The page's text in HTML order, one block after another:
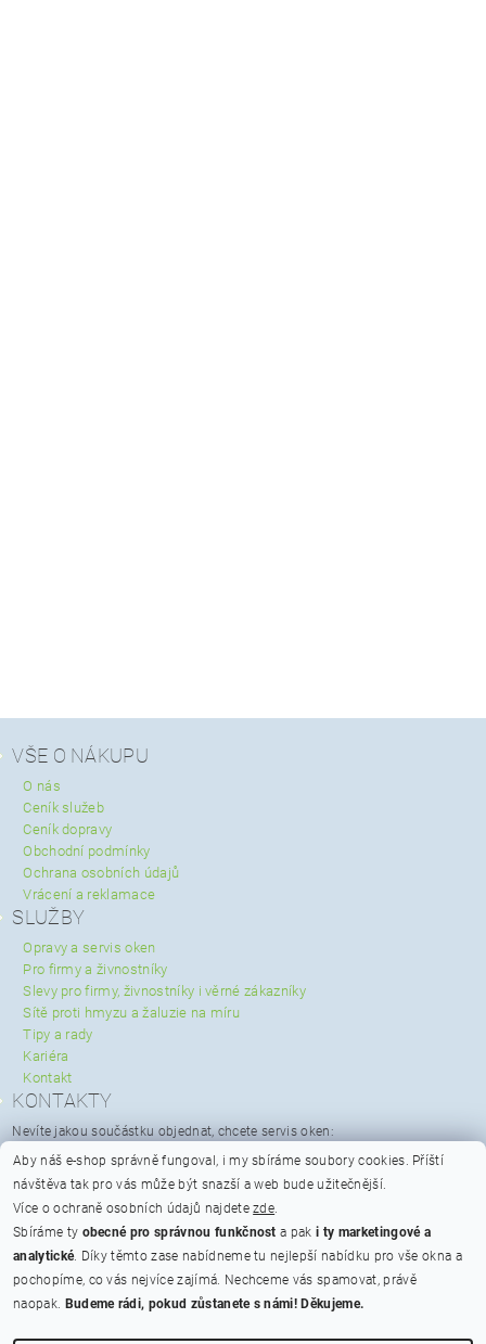
VŠE O NÁKUPU
O nás
Ceník služeb
Ceník dopravy
Obchodní podmínky
Ochrana osobních údajů
Vrácení a reklamace
SLUŽBY
Opravy a servis oken
Pro firmy a živnostníky
Slevy pro firmy, živnostníky i věrné zákazníky
Sítě proti hmyzu a žaluzie na míru
Tipy a rady
Kariéra
Kontakt
KONTAKTY
Nevíte jakou součástku objednat, chcete servis oken:
servis@spravaoken.cz
+420 723 079 731
info@spravaoken.cz
+420 608 511 355
Hodnocení obchodu
Na bateriích 475/23, Praha 6 - Břevnov, PSČ 162 00
Otevírací doba
Aby náš e-shop správně fungoval, i my sbíráme soubory cookies. Příští
návštěva tak pro vás může být snazší a web bude užitečnější.
Více o ochraně osobních údajů najdete zde.
Sbíráme ty obecné pro správnou funkčnost a paki ty marketingové a
analytické. Díky těmto zase nabídneme tu nejlepší nabídku pro vše okna a
pochopíme, co vás nejvíce zajímá. Nechceme vás spamovat, právě
naopak. Budeme rádi, pokud zůstanete s námi! Děkujeme.